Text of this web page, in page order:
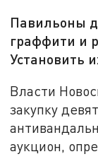
Павильоны
граффити и
Установить
Власти
закупку
аукцион,